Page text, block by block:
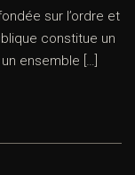
sur l’ordre et
constitue un
ensemble […]